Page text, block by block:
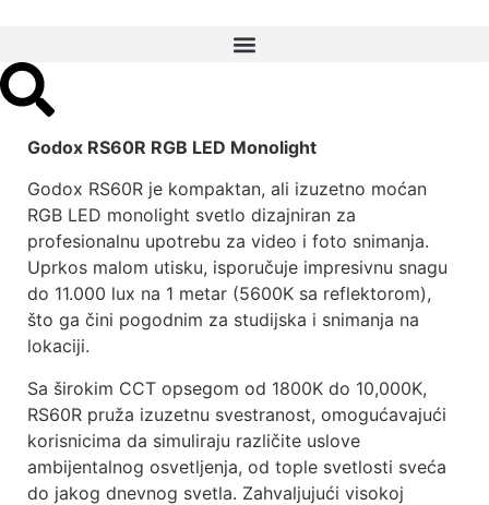
Godox RS60R RGB LED Monolight
Godox RS60R je kompaktan, ali izuzetno moćan
RGB LED monolight svetlo dizajniran za
profesionalnu upotrebu za video i foto snimanja.
Uprkos malom utisku, isporučuje impresivnu snagu
do 11.000 lux na 1 metar (5600K sa reflektorom),
što ga čini pogodnim za studijska i snimanja na
lokaciji.
Sa širokim CCT opsegom od 1800K do 10,000K,
RS60R pruža izuzetnu svestranost, omogućavajući
korisnicima da simuliraju različite uslove
ambijentalnog osvetljenja, od tople svetlosti sveća
do jakog dnevnog svetla. Zahvaljujući visokoj